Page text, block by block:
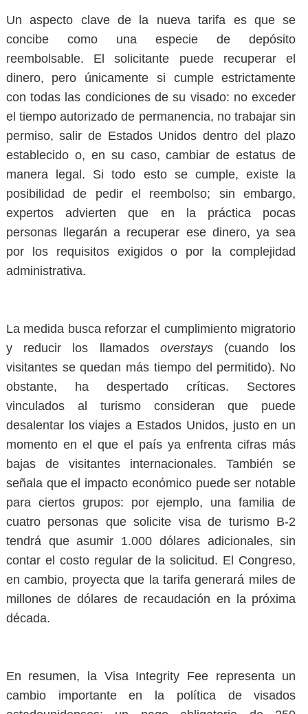
Un aspecto clave de la nueva tarifa es que se
concibe como una especie dedepósito
reembolsable. El solicitante puede recuperar el
dinero, pero únicamente si cumple estrictamente
con todas las condiciones de su visado: no exceder
el tiempo autorizado de permanencia, no trabajar sin
permiso, salir de Estados Unidos dentro del plazo
establecido o, en su caso, cambiar de estatus de
manera legal. Si todo esto se cumple, existe la
posibilidad de pedir el reembolso; sin embargo,
expertos advierten que en la práctica pocas
personas llegarán a recuperar ese dinero, ya sea
por los requisitos exigidos o por la complejidad
administrativa.
La medida busca reforzar el cumplimiento migratorio
y reducir los llamados overstays(cuando los
visitantes se quedan más tiempo del permitido). No
obstante, ha despertado críticas. Sectores
vinculados al turismo consideran que puede
desalentar los viajes a Estados Unidos, justo en un
momento en el que el país ya enfrenta cifras más
bajas de visitantes internacionales. También se
señala que el impacto económico puede ser notable
para ciertos grupos: por ejemplo, una familia de
cuatro personas que solicite visa de turismo B-2
tendrá que asumir 1.000 dólares adicionales, sin
contar el costo regular de la solicitud. El Congreso,
en cambio, proyecta que la tarifa generará miles de
millones de dólares de recaudación en la próxima
década.
En resumen, la Visa Integrity Fee representa un
cambio importante en la política de visados